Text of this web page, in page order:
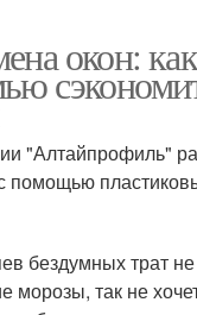
окон:
"Алтайпрофиль"
помощью
бездумных трат
морозы, так не